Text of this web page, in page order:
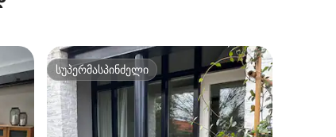
სუპერმასპინძელი
სუპერმასპინძელი